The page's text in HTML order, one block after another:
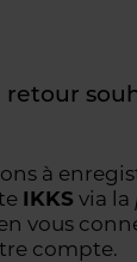
retour
à
IKKS via la
vous
compte.